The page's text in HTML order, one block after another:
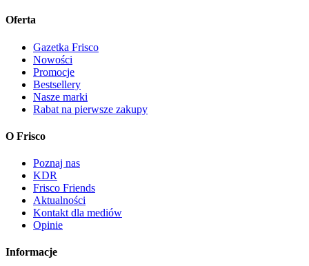
Oferta
Gazetka Frisco
Nowości
Promocje
Bestsellery
Nasze marki
Rabat na pierwsze zakupy
O Frisco
Poznaj nas
KDR
Frisco Friends
Aktualności
Kontakt dla mediów
Opinie
Informacje